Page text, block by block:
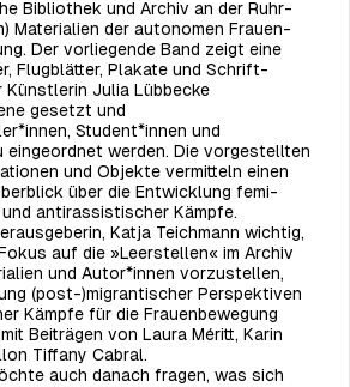
Bibliothek und Archiv an der Ruhr-
Materialien der autonomen Frauen-
Der vorliegende Band zeigt eine
Flugblätter, Plakate und Schrift­
Künstlerin Julia Lübbe­cke
gesetzt und
Student*innen und
eingeordnet werden. Die vorgestellten
und Objekte vermitteln einen
über die Entwicklung femi­
antirassistischer Kämpfe.
Katja Teichmann wichtig,
auf die »Leerstellen« im Archiv
und Autor*innen vorzustellen,
(post-)migrantischer Perspektiven
Kämpfe für die Frauenbewegung
Beiträgen von Laura Méritt, Karin
Tiffany Cabral.
auch danach fragen, was sich